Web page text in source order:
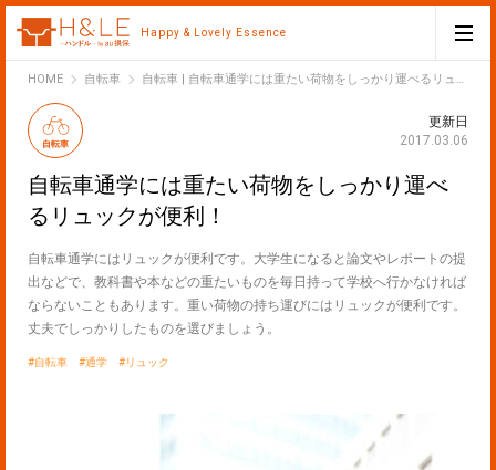
Happy & Lovely Essence
HOMEH&LE自転車 自転車 | 自転車通学には重たい荷物をしっかり運べるリュックが便利！
自転車
更新日
2017.03.06
自転車通学には重たい荷物をしっかり運べ
るリュックが便利！
自転車通学にはリュックが便利です。大学生になると論文やレポートの提
出などで、教科書や本などの重たいものを毎日持って学校へ行かなければ
ならないこともあります。重い荷物の持ち運びにはリュックが便利です。
丈夫でしっかりしたものを選びましょう。
自転車 通学 リュック